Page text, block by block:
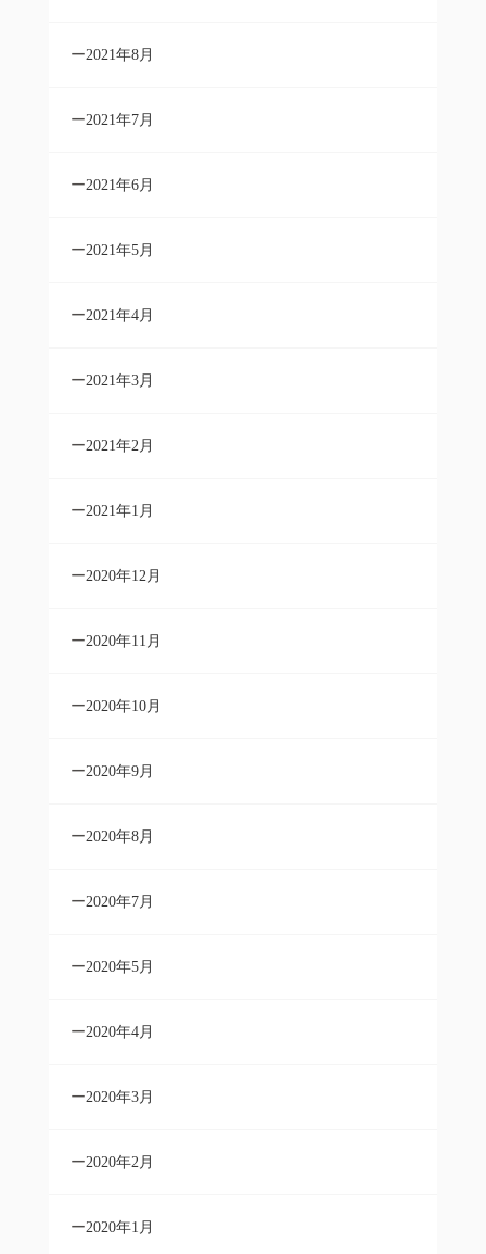
2021年8月
2021年7月
2021年6月
2021年5月
2021年4月
2021年3月
2021年2月
2021年1月
2020年12月
2020年11月
2020年10月
2020年9月
2020年8月
2020年7月
2020年5月
2020年4月
2020年3月
2020年2月
2020年1月